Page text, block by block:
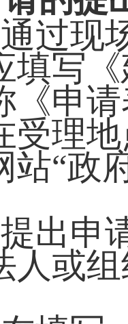
过现
填写
《申
受理
站“政
出申
人或